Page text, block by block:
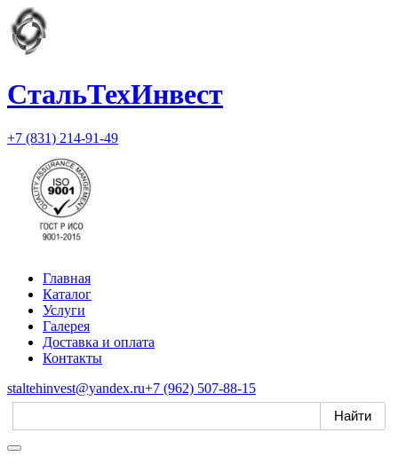
СтальТехИнвест
+7 (831) 214-91-49
Главная
Каталог
Услуги
Галерея
Доставка и оплата
Контакты
staltehinvest@yandex.ru+7 (962) 507-88-15